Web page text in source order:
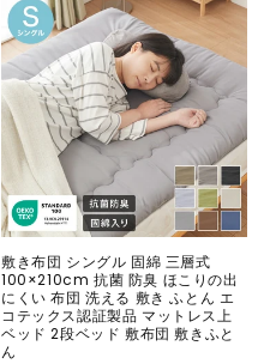
価
格
敷き布団 シングル 固綿 三層式
100×210cm 抗菌 防臭 ほこりの出
にくい 布団 洗える 敷き ふとん エ
コテックス認証製品 マットレス上
ベッド 2段ベッド 敷布団 敷きふと
ん